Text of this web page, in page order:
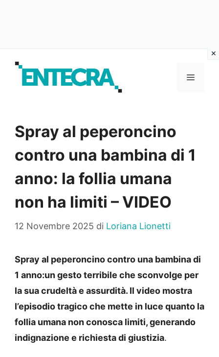
contenuto
MENU
Spray al peperoncino
contro una bambina di 1
anno: la follia umana
non ha limiti – VIDEO
12 Novembre 2025 di Loriana Lionetti
Spray al peperoncino contro una bambina di
1 anno:un gesto terribile che sconvolge per
la sua crudeltà e assurdità. Il video mostra
l’episodio tragico che mette in luce quanto la
follia umana non conosca limiti, generando
indignazione e richiesta di giustizia.